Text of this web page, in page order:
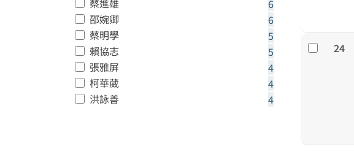
蔡進雄
6
邵婉卿
6
蔡明學
5
賴協志
5
張雅屏
4
柯華葳
4
洪詠善
4
勾選 24